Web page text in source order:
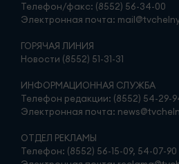
Телефон/факс: (8552) 56-34-00
Электронная почта:
ГОРЯЧАЯ ЛИНИЯ
Новости (8552) 51-31-31
ИНФОРМАЦИОННАЯ СЛУЖБА
Телефон редакции: (8552) 54-29-
Электронная почта:
ОТДЕЛ РЕКЛАМЫ
Телефон: (8552) 56-15-09, 54-07-90